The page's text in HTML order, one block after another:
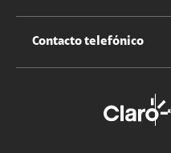
Propietario terreno antenas
Durabilidad de bienes
Estado de Servicios
Iniciar sesión
Contacto telefónico